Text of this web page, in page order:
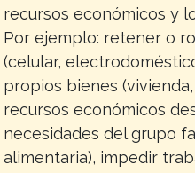
recursos económicos y
Por ejemplo: retener o
(celular,
propios bienes
recursos económicos
necesidades del grupo
alimentaria), impedir